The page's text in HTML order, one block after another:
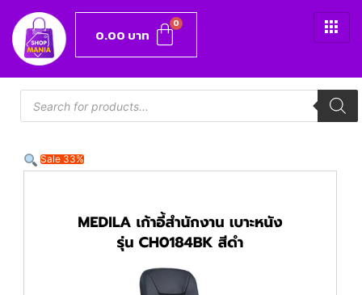
0.00 บาท
Sale 33%